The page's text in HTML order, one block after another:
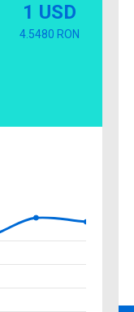
1 USD
4.5480 RON